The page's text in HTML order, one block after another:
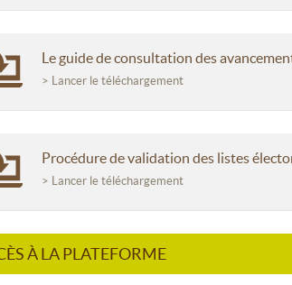
Le guide de consultation des
> Lancer le téléchargement
Procédure de validation des listes
> Lancer le téléchargement
À LA PLATEFORME